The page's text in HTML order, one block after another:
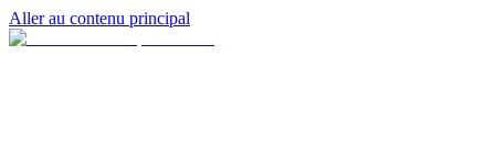
Aller au contenu principal